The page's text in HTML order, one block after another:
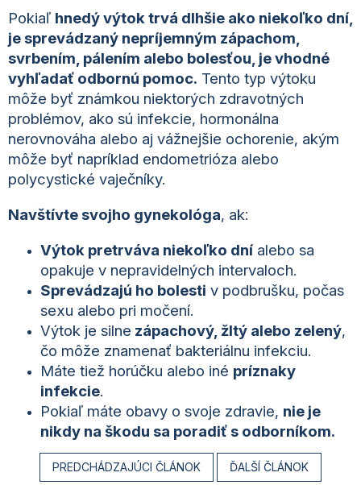
Pokiaľ hnedý výtok trvá dlhšie ako niekoľko dní,
je sprevádzaný nepríjemným zápachom,
svrbením, pálením alebo bolesťou, je vhodné
vyhľadať odbornú pomoc. Tento typ výtoku
môže byť známkou niektorých zdravotných
problémov, ako sú infekcie, hormonálna
nerovnováha alebo aj vážnejšie ochorenie, akým
môže byť napríklad endometrióza alebo
polycystické vaječníky.
Navštívte svojho gynekológa, ak:
Výtok pretrváva niekoľko dní alebo sa
opakuje v nepravidelných intervaloch.
Sprevádzajú ho bolesti v podbrušku, počas
sexu alebo pri močení.
Výtok je silne zápachový, žltý alebo zelený,
čo môže znamenať bakteriálnu infekciu.
Máte tiež horúčku alebo iné príznaky
infekcie.
Pokiaľ máte obavy o svoje zdravie, nie je
nikdy na škodu sa poradiť s odborníkom.
PREDCHÁDZAJÚCI ČLÁNOK ĎALŠÍ ČLÁNOK